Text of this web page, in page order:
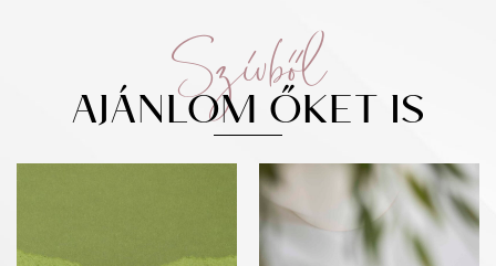
Szívből
AJÁNLOM ŐKET IS